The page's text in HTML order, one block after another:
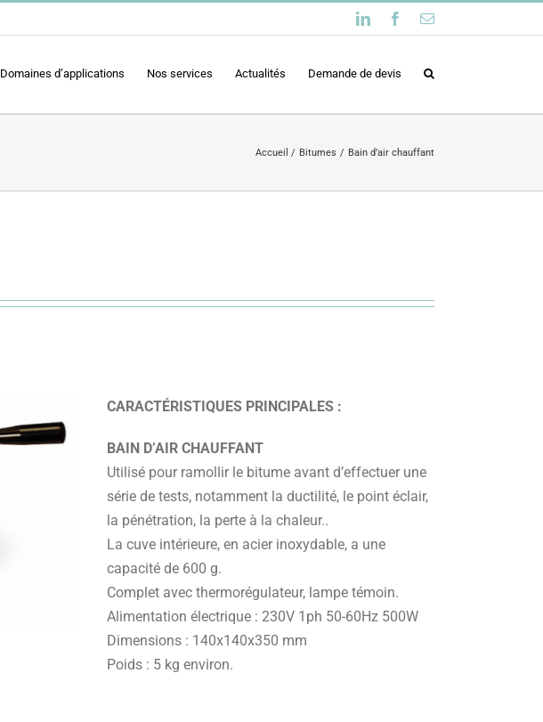
LinkedInFacebook
Email
Domaines d’applications Nos services Actualités Demande de devis
Accueil Bitumes Bain d’air chauffant
CARACTÉRISTIQUES PRINCIPALES :
BAIN D’AIR CHAUFFANT
Utilisé pour ramollir le bitume avant d’effectuer une
série de tests, notamment la ductilité, le point éclair,
la pénétration, la perte à la chaleur..
La cuve intérieure, en acier inoxydable, a une
capacité de 600 g.
Complet avec thermorégulateur, lampe témoin.
Alimentation électrique : 230V 1ph 50-60Hz 500W
Dimensions : 140x140x350 mm
Poids : 5 kg environ.